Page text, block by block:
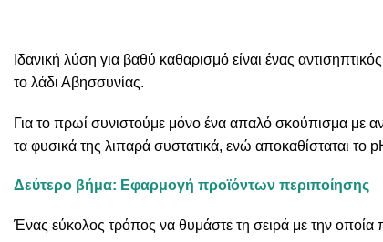
Ιδανική λύση για βαθύ καθαρισμό είναι ένας
το λάδι Αβησσυνίας.
Για το πρωί συνιστούμε μόνο ένα απαλό σκούπισμα με
τα φυσικά της λιπαρά συστατικά, ενώ αποκαθίσταται το
Δεύτερο βήμα: Εφαρμογή προϊόντων περιποίησης
Ένας εύκολος τρόπος να θυμάστε τη σειρά με την οποία